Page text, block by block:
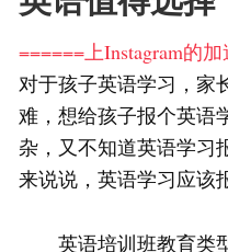
======上Instagram的
对于孩子英语学习，家
难，想给孩子报个英语
杂，又不知道英语学习
来说说，英语学习应该
英语培训班教育类